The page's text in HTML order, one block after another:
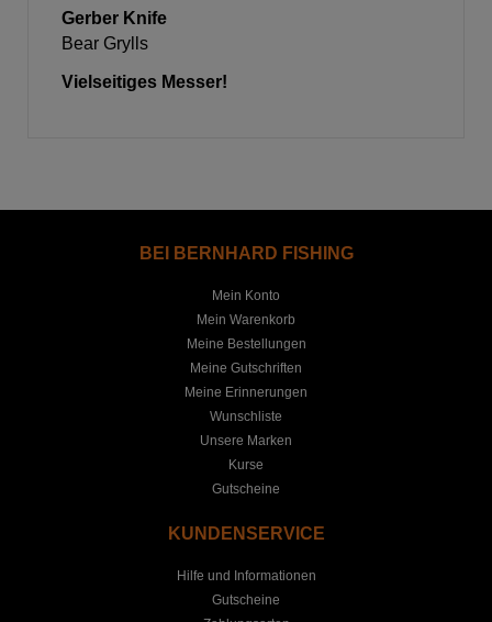
Gerber Knife
Bear Grylls
Vielseitiges Messer!
BEI BERNHARD FISHING
Mein Konto
Mein Warenkorb
Meine Bestellungen
Meine Gutschriften
Meine Erinnerungen
Wunschliste
Unsere Marken
Kurse
Gutscheine
KUNDENSERVICE
Hilfe und Informationen
Gutscheine